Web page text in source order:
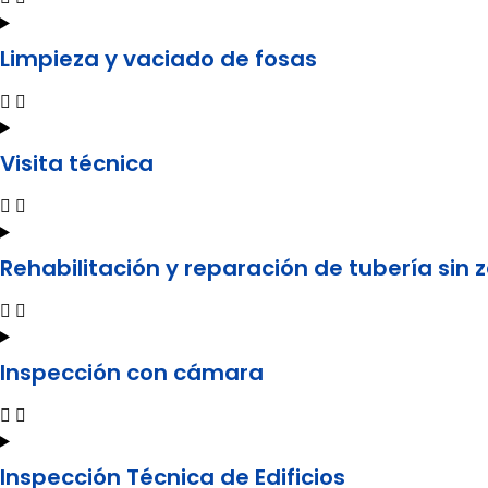
Limpieza y vaciado de fosas
Visita técnica
Rehabilitación y reparación de tubería sin
Inspección con cámara
Inspección Técnica de Edificios